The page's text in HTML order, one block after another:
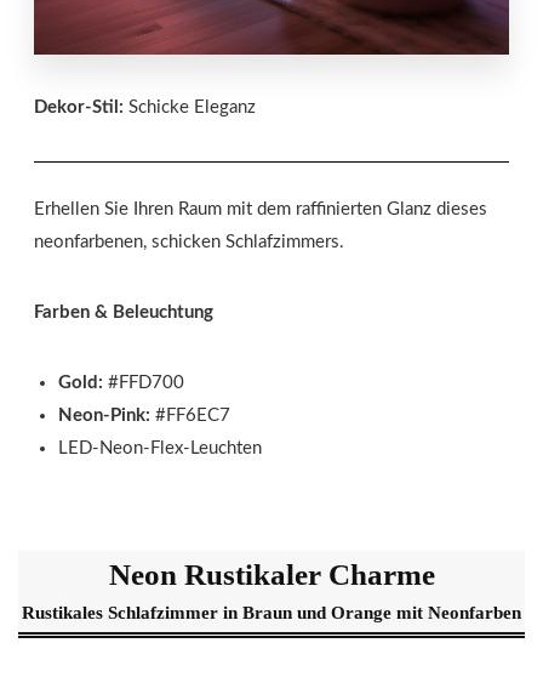
Dekor-Stil: Schicke Eleganz
Erhellen Sie Ihren Raum mit dem raffinierten Glanz dieses
neonfarbenen, schicken Schlafzimmers.
Farben & Beleuchtung
Gold:#FFD700
Neon-Pink:#FF6EC7
LED-Neon-Flex-Leuchten
Neon Rustikaler Charme
Rustikales Schlafzimmer in Braun und Orange mit Neonfarben